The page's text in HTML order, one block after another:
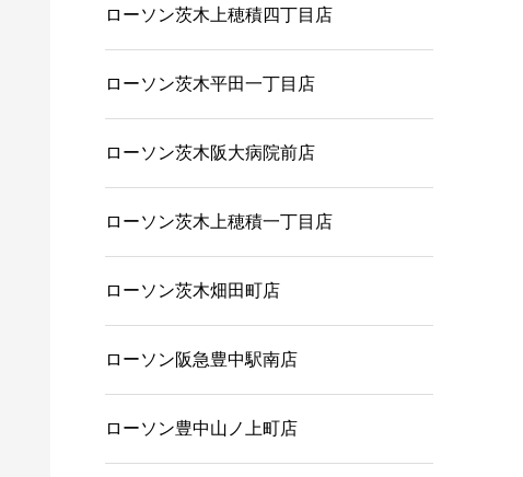
ローソン茨木上穂積四丁目店
ローソン茨木平田一丁目店
ローソン茨木阪大病院前店
ローソン茨木上穂積一丁目店
ローソン茨木畑田町店
ローソン阪急豊中駅南店
ローソン豊中山ノ上町店